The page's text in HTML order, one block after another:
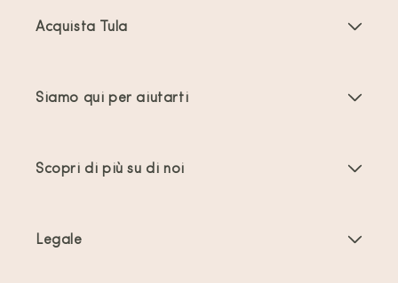
Acquista Tula
Offerte e promozioni
Siamo qui per aiutarti
Scopri di più su di noi
Legale